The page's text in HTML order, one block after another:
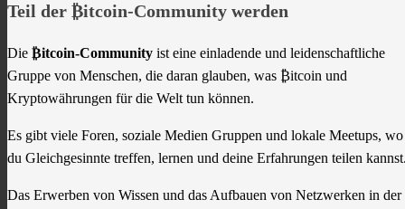
Teil der ₿itcoin-Community werden
Die ₿itcoin-Community ist eine einladende und leidenschaftliche
Gruppe von Menschen, die daran glauben, was ₿itcoin und
Kryptowährungen für die Welt tun können.
Es gibt viele Foren, soziale Medien Gruppen und lokale Meetups, wo
du Gleichgesinnte treffen, lernen und deine Erfahrungen teilen
Das Erwerben von Wissen und das Aufbauen von Netzwerken in der